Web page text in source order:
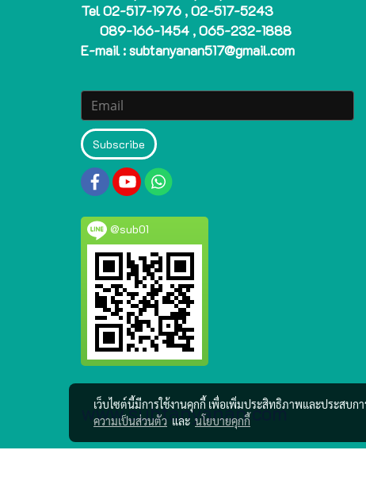
Tel 02-517-1976 , 02-517-5243
089-166-1454 , 065-232-1888
E-mail : subtanyanan517@gmail.com
Subscribe
@sub01
www.subtanyanan.com
เว็บไซต์นี้มีการใช้งานคุกกี้ เพื่อเพิ่มประสิทธิภาพและประสบก
ความเป็นส่วนตัว และ นโยบายคุกกี้